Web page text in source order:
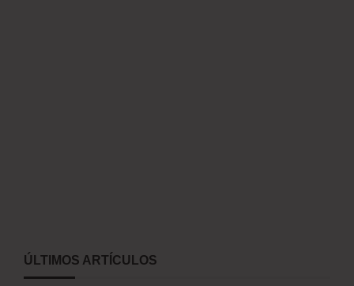
ÚLTIMOS ARTÍCULOS